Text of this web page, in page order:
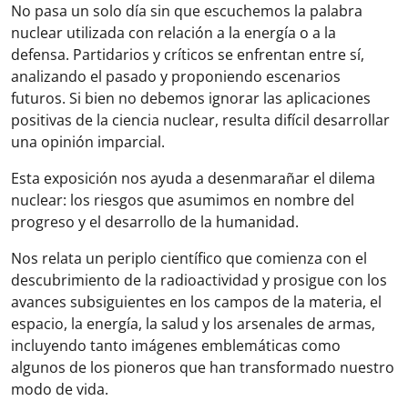
No pasa un solo día sin que escuchemos la palabra
nuclear utilizada con relación a la energía o a la
defensa. Partidarios y críticos se enfrentan entre sí,
analizando el pasado y proponiendo escenarios
futuros. Si bien no debemos ignorar las aplicaciones
positivas de la ciencia nuclear, resulta difícil desarrollar
una opinión imparcial.
Esta exposición nos ayuda a desenmarañar el dilema
nuclear: los riesgos que asumimos en nombre del
progreso y el desarrollo de la humanidad.
Nos relata un periplo científico que comienza con el
descubrimiento de la radioactividad y prosigue con los
avances subsiguientes en los campos de la materia, el
espacio, la energía, la salud y los arsenales de armas,
incluyendo tanto imágenes emblemáticas como
algunos de los pioneros que han transformado nuestro
modo de vida.